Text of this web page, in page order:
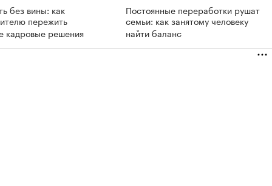
без вины: как
пережить
кадровые решения
Постоянные переработки рушат
семьи: как занятому человеку
найти баланс